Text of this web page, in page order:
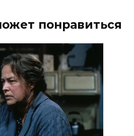
понравиться